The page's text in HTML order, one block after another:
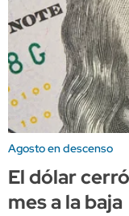
Agosto en descenso
El dólar
mes a la baja